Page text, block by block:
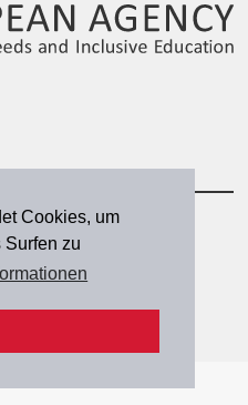
Cookies, um
Surfen zu